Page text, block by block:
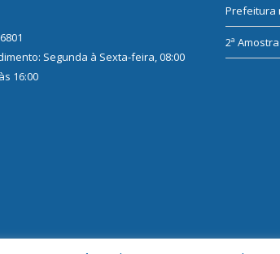
Segunda à Sexta-feira, 08:00
16:00
Prefeitura
2ª